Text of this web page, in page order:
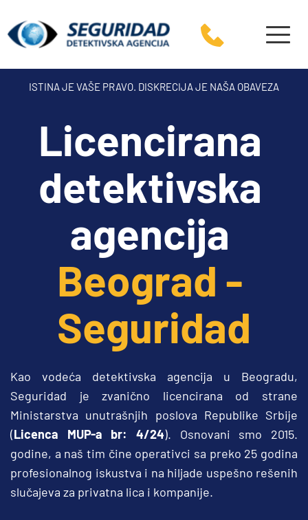
ISTINA JE VAŠE PRAVO. DISKRECIJA JE NAŠA OBAVEZA
Licencirana
detektivska
Beograd -
Seguridad
Kao vodeća detektivska agencija u Beogradu,
Seguridad je zvanično licencirana od strane
Ministarstva unutrašnjih poslova Republike Srbije
(Licenca MUP-a br: 4/24). Osnovani smo 2015.
godine, a naš tim čine operativci sa preko 25 godina
profesionalnog iskustva i na hiljade uspešno rešenih
slučajeva za privatna lica i kompanije.